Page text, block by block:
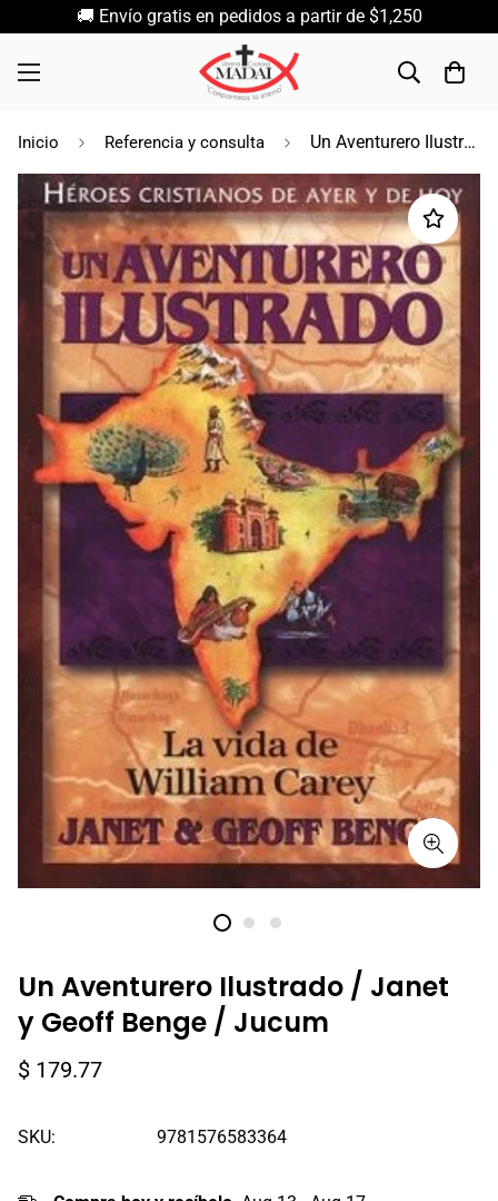
🚚 Envío gratis en pedidos a partir de $1,250
Inicio Referencia y consulta Un Aventurero Ilustrado / Janet y Geoff Benge / Jucum
Un Aventurero Ilustrado / Janet
y Geoff Benge / Jucum
Precio
$ 179.77
SKU: 9781576583364